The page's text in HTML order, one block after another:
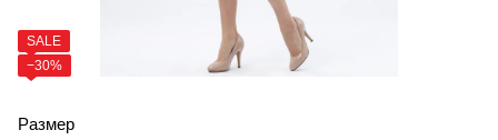
SALE
−30%
Размер